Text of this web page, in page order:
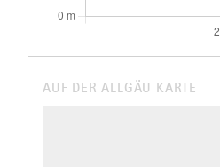
AUF DER ALLGÄU KARTE